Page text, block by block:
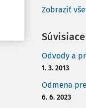
Zobraziť
Odvody a
1. 3. 2013
Odmena
6. 6. 2023